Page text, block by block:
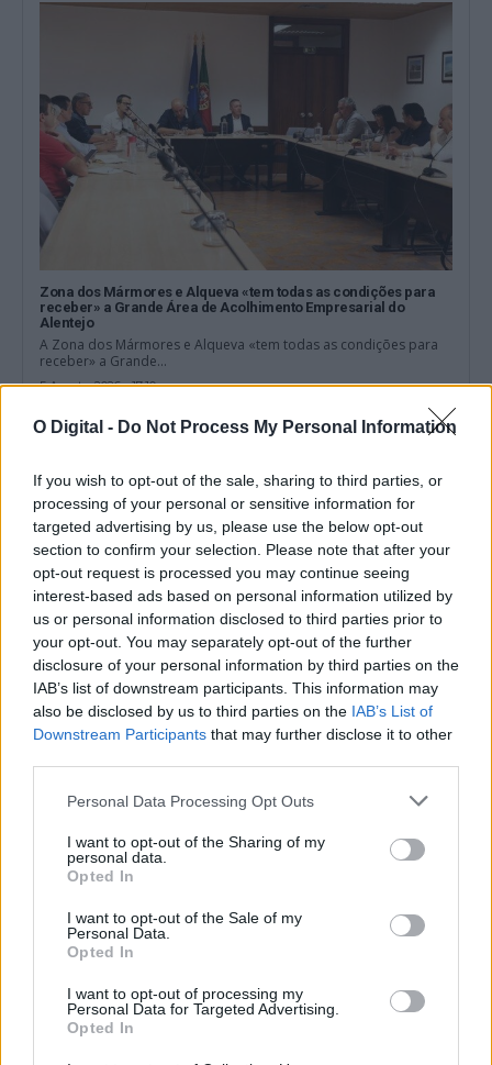
O Digital - Do Not Process My Personal Information
If you wish to opt-out of the sale, sharing to third parties, or
processing of your personal or sensitive information for
targeted advertising by us, please use the below opt-out
section to confirm your selection. Please note that after your
opt-out request is processed you may continue seeing
interest-based ads based on personal information utilized by
us or personal information disclosed to third parties prior to
your opt-out. You may separately opt-out of the further
disclosure of your personal information by third parties on the
IAB’s list of downstream participants. This information may
also be disclosed by us to third parties on the IAB’s List of
Downstream Participants that may further disclose it to other
Personal Data Processing Opt Outs
I want to opt-out of the Sharing of my
personal data.
Opted In
I want to opt-out of the Sale of my
Personal Data.
Opted In
I want to opt-out of processing my
Personal Data for Targeted Advertising.
Opted In
Zona dos Mármores e Alqueva «tem todas as condições para
receber» a Grande Área de Acolhimento Empresarial do
Alentejo
A Zona dos Mármores e Alqueva «tem todas as condições para
receber» a Grande...
5 Agosto, 2026 - 17:10
Nova associação quer dar uma voz comum ao mármore
Um comunicado divulgado esta quarta-feira confirmou a criação
da ALMA — Alentejo de Mármore,...